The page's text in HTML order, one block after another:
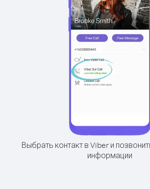
Выбрать контакт в Viber и
информации